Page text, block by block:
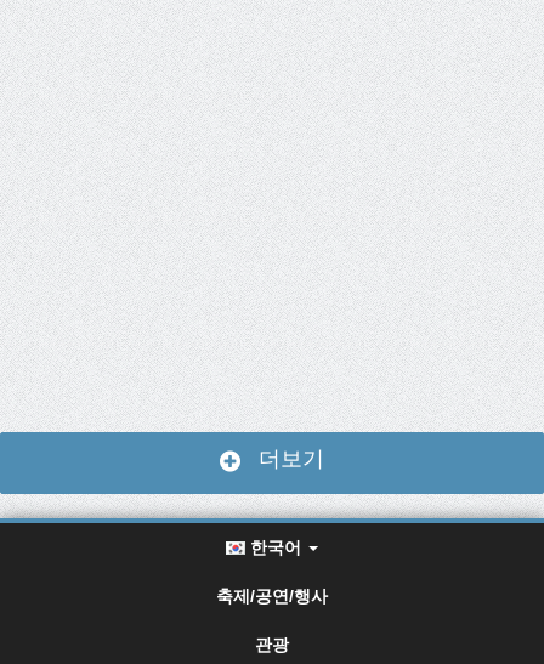
더보기
한국어
축제/공연/행사
관광